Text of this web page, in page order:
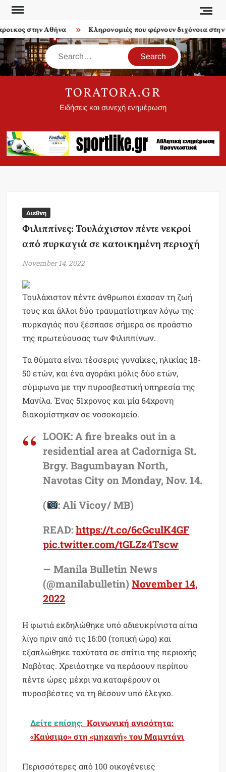
Skip
contentστην Αθήνα Κληρονομιές που φέρνουν διχόνοια στην
Search
TORATORA.GR
Ειδήσεις και συνεχή ενημέρωση
Διεθνη
Φιλιππίνες: Τουλάχιστον πέντε νεκροί
από πυρκαγιά σε κατοικημένη περιοχή
November 14, 2022
Τουλάχιστον πέντε άνθρωποι έχασαν τη ζωή
τους και άλλοι δύο τραυματίστηκαν λόγω της
πυρκαγιάς που ξέσπασε σήμερα σε προάστιο
της πρωτεύουσας των Φιλιππίνων.
Τα θύματα είναι τέσσερις γυναίκες, ηλικίας 18-
50 ετών, και ένα αγοράκι μόλις δύο ετών,
σύμφωνα με την πυροσβεστική υπηρεσία της
Μανίλα. Ένας 51χρονος και μία 64χρονη
διακομίστηκαν σε νοσοκομείο.
LOOK: A fire breaks out in a
residential area at Cadorniga St.
Brgy. Bagumbayan North,
Navotas City on Monday, Nov. 14.
(
: Ali Vicoy/ MB)
READ:https://t.co/6cGculK4GF
pic.twitter.com/tGLZz4Tscw
— Manila Bulletin News
(@manilabulletin)November 14,
2022
Η φωτιά εκδηλώθηκε υπό αδιευκρίνιστα αίτια
λίγο πριν από τις 16:00 (τοπική ώρα) και
εξαπλώθηκε ταχύτατα σε σπίτια της περιοχής
Ναβότας. Χρειάστηκε να περάσουν περίπου
πέντε ώρες μέχρι να καταφέρουν οι
πυροσβέστες να τη θέσουν υπό έλεγχο.
Δείτε επίσης: Κοινωνική ανισότητα:
«Καύσιμο» στη «μηχανή» του Μαμντάνι
Περισσότερες από 100 οικογένειες